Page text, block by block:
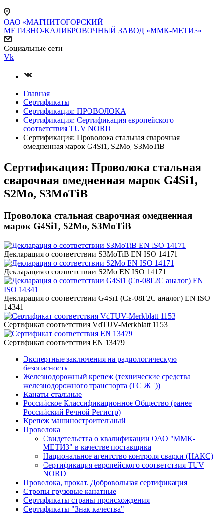
ОАО «МАГНИТОГОРСКИЙ
МЕТИЗНО-КАЛИБРОВОЧНЫЙ ЗАВОД «ММК-МЕТИЗ»
Социальные сети
Vk
Главная
Сертификаты
Сертификация: ПРОВОЛОКА
Сертификация: Сертификация европейского
соответствия TUV NORD
Сертификация: Проволока стальная сварочная
омедненная марок G4Si1, S2Mo, S3MoTiB
Сертификация: Проволока стальная
сварочная омедненная марок G4Si1,
S2Mo, S3MoTiB
Проволока стальная сварочная омедненная
марок G4Si1, S2Mo, S3MoTiB
Декларация о соответствии S3MoTiB EN ISO 14171
Декларация о соответствии S2Mo EN ISO 14171
Декларация о соответствии G4Si1 (Св-08Г2С аналог) EN ISO
14341
Сертификат соответствия VdTUV-Merkblatt 1153
Сертификат соответствия EN 13479
Экспертные заключения на радиологическую
безопасность
Железнодорожный крепеж (технические средства
железнодорожного транспорта (ТС ЖТ))
Канаты стальные
Российское Классификационное Общество (ранее
Российский Речной Регистр)
Крепеж машиностроительный
Проволока
Свидетельства о квалификации ОАО "ММК-
МЕТИЗ" в качестве поставщика
Национальное агентство контроля сварки (НАКС)
Сертификация европейского соответствия TUV
NORD
Проволока, прокат. Добровольная сертификация
Стропы грузовые канатные
Сертификаты страны происхождения
Сертификаты "Знак качества"